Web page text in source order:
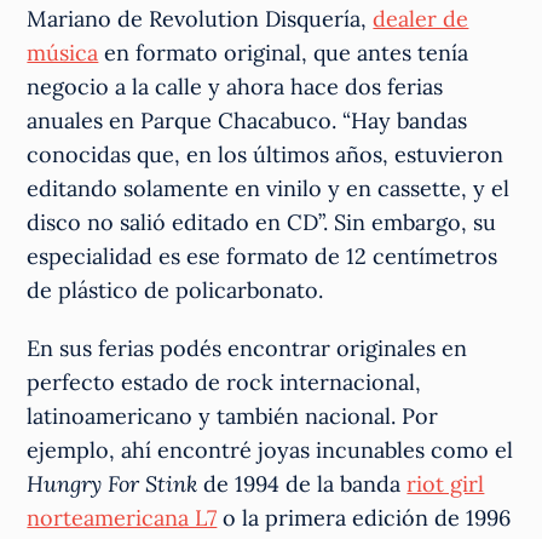
Mariano de Revolution Disquería,dealer de
música en formato original, que antes tenía
negocio a la calle y ahora hace dos ferias
anuales en Parque Chacabuco. “Hay bandas
conocidas que, en los últimos años, estuvieron
editando solamente en vinilo y en cassette, y el
disco no salió editado en CD”. Sin embargo, su
especialidad es ese formato de 12 centímetros
de plástico de policarbonato.
En sus ferias podés encontrar originales en
perfecto estado de rock internacional,
latinoamericano y también nacional. Por
ejemplo, ahí encontré joyas incunables como el
Hungry For Stink de 1994 de la bandariot girl
norteamericana L7 o la primera edición de 1996